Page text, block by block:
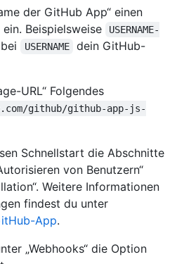
der GitHub App“ einen
Beispielsweise
USERNAME-
USERNAME
dein GitHub-
URL“ Folgendes
github/github-app-js-
Schnellstart die Abschnitte
von Benutzern“
Weitere Informationen
findest du unter
App.
„Webhooks“ die Option